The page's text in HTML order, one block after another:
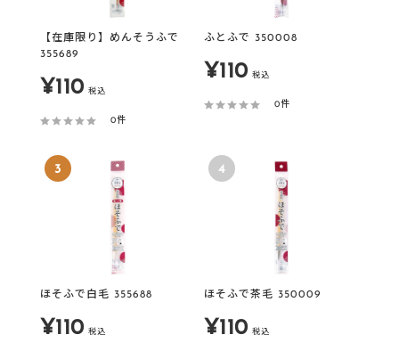
【在庫限り】めんそうふで
355689
販
売
格
¥110 税込
0件
ふとふで 350008
販
売
格
¥110 税込
0件
3
ほそふで白毛 355688
販
¥110 税込
4
ほそふで茶毛 350009
販
¥110 税込